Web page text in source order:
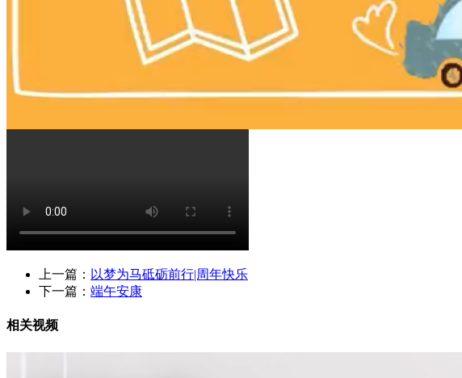
上一篇： 以梦为马砥砺前行|周年快乐
下一篇： 端午安康
相关视频